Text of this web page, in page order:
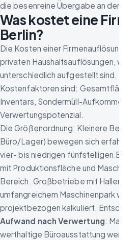
die besenreine Übergabe an den
Was kostet eine
Berlin?
Die Kosten einer Firmenauflösung
privaten Haushaltsauflösungen, weil
unterschiedlich aufgestellt sind.
Kostenfaktoren sind: Gesamtfläche,
Inventars, Sondermüll-Aufkommen,
Verwertungspotenzial.
Die Größenordnung: Kleinere
Büro/Lager) bewegen sich
vier- bis niedrigen fünfstelligen
mit Produktionsfläche und
Bereich. Großbetriebe mit Hallen,
umfangreichem Maschinenpark
projektbezogen kalkuliert.
Aufwand nach Verwertung:
werthaltige Büroausstattung werden